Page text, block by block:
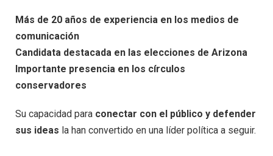
Más de 20 años de experiencia en los medios de
comunicación
Candidata destacada en las elecciones de Arizona
Importante presencia en los círculos
conservadores
Su capacidad para conectar con el público y defender
sus ideas la han convertido en una líder política a seguir.